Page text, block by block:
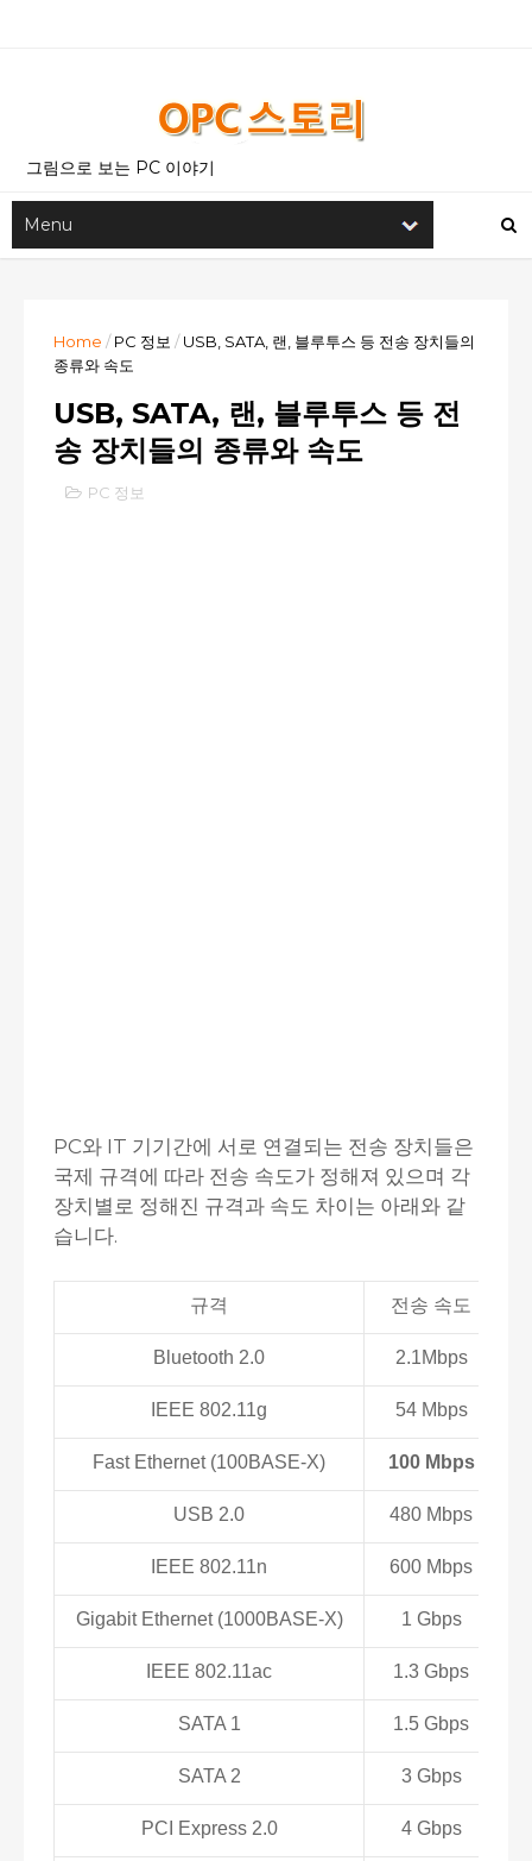
그림으로 보는 PC 이야기
Home / PC 정보 / USB, SATA, 랜, 블루투스 등 전송 장치들의
종류와 속도
USB, SATA, 랜, 블루투스 등 전
송 장치들의 종류와 속도
PC 정보
PC와 IT 기기간에 서로 연결되는 전송 장치들은
국제 규격에 따라 전송 속도가 정해져 있으며 각
장치별로 정해진 규격과 속도 차이는 아래와 같
습니다.
규격 전송 속도
Bluetooth 2.0 2.1Mbps
IEEE 802.11g 54 Mbps
Fast Ethernet (100BASE-X) 100 Mbps
USB 2.0 480 Mbps
IEEE 802.11n 600 Mbps
Gigabit Ethernet (1000BASE-X) 1 Gbps
IEEE 802.11ac 1.3 Gbps
SATA 1 1.5 Gbps
SATA 2 3 Gbps
PCI Express 2.0 4 Gbps